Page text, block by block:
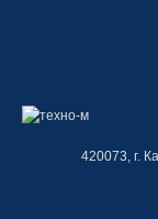
420073, г.